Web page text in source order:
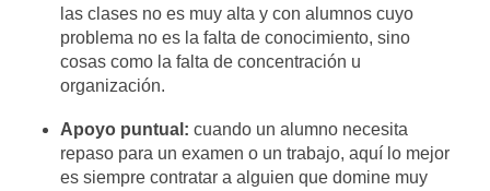
las clases no es muy alta y con alumnos cuyo
problema no es la falta de conocimiento, sino
cosas como la falta de concentración u
organización.
Apoyo puntual: cuando un alumno necesita
repaso para un examen o un trabajo, aquí lo mejor
es siempre contratar a alguien que domine muy